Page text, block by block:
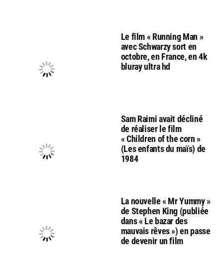
Le film « Running Man »
avec Schwarzy sort en
octobre, en France, en 4k
bluray ultra hd
Sam Raimi avait décliné
de réaliser le film
« Children of the corn »
(Les enfants du maïs) de
1984
La nouvelle « Mr Yummy »
de Stephen King (publiée
dans « Le bazar des
mauvais rêves ») en passe
de devenir un film